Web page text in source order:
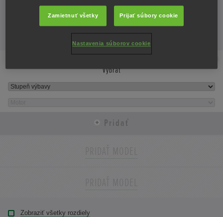
TECHNICKÉ ÚDAJE
PRIDAŤ MODEL
Vybrať
Pridať
PRIDAŤ MODEL
Vybrať
Pridať
PRIDAŤ MODEL
Vybrať
Pridať
Zobraziť všetky rozdiely
Zamietnuť všetky Prijať súbory cookie
Nastavenia súborov cookie